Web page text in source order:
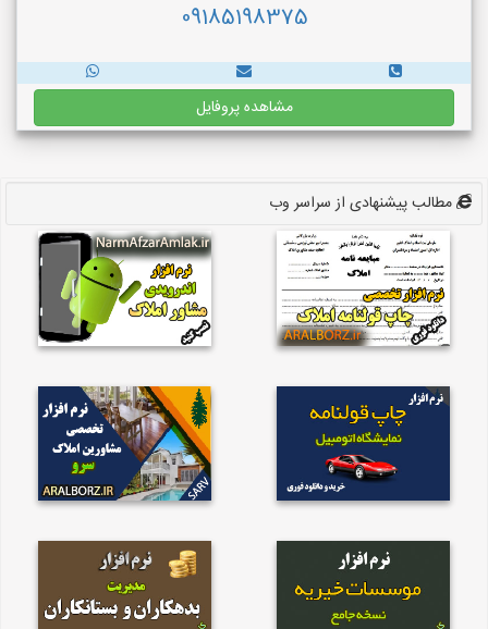
09185198375
مشاهده پروفایل
مطالب پیشنهادی از سراسر وب